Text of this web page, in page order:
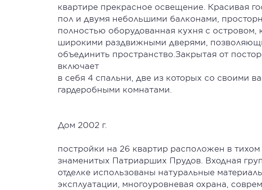
квартире прекрасное освещение. Красивая
пол и двумя небольшими балконами,
полностью оборудованная кухня с островом,
широкими раздвижными дверями,
объединить пространство.Закрытая от
включает
в себя 4 спальни, две из которых со своими
гардеробными комнатами.
Дом 2002 г.
постройки на 26 квартир расположен в
знаменитых Патриарших Прудов. Входная
отделке использованы натуральные
эксплуатации, многоуровневая охрана,